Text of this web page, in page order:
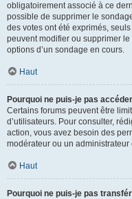
obligatoirement associé à ce
possible de supprimer le
des votes ont été exprimés,
peuvent modifier ou supprimer
options d’un sondage en cours.
Haut
Pourquoi ne puis-je pas
Certains forums peuvent être
d’utilisateurs. Pour consulter,
action, vous avez besoin des
modérateur ou un
Haut
Pourquoi ne puis-je pas